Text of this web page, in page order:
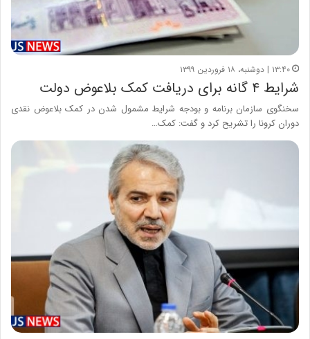
۱۳:۴۰ | دوشنبه، ۱۸ فروردین ۱۳۹۹
شرایط ۴ گانه برای دریافت کمک بلاعوض دولت
سخنگوی سازمان برنامه و بودجه شرایط مشمول شدن در کمک بلاعوض نقدی
دوران کرونا را تشریح کرد و گفت: کمک…